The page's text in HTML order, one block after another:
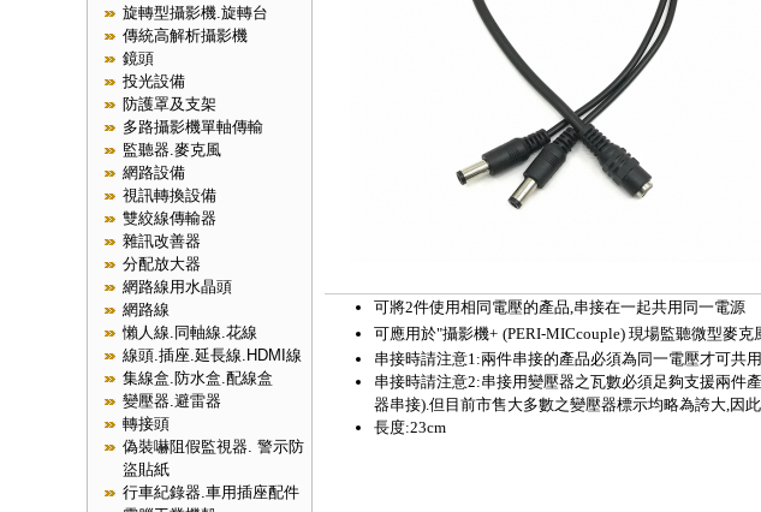
旋轉型攝影機.旋轉台
傳統高解析攝影機
鏡頭
投光設備
防護罩及支架
多路攝影機單軸傳輸
監聽器.麥克風
網路設備
視訊轉換設備
雙絞線傳輸器
雜訊改善器
分配放大器
網路線用水晶頭
網路線
懶人線.同軸線.花線
線頭.插座.延長線.HDMI線
集線盒.防水盒.配線盒
變壓器.避雷器
轉接頭
偽裝嚇阻假監視器. 警示防
盜貼紙
行車紀錄器.車用插座配件
可將2件使用相同電壓的產品,串接在一起共用同一電源
可應用於"攝影機+ (PERI-MICcouple) 現場監聽微型麥克
串接時請注意1:兩件串接的產品必須為同一電壓才可共
串接時請注意2:串接用變壓器之瓦數必須足夠支援兩件
器串接).但目前市售大多數之變壓器標示均略為誇大,因
長度:23cm